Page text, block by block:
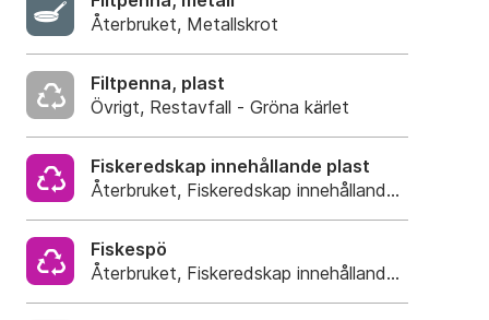
Återbruket, Metallskrot
Filtpenna, plast
Övrigt, Restavfall - Gröna kärlet
Fiskeredskap innehållande plast
Återbruket, Fiskeredskap innehållande plast
Fiskespö
Återbruket, Fiskeredskap innehållande plast